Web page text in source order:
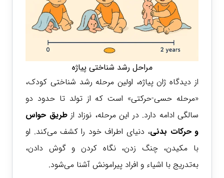
مراحل رشد شناختی پیاژه
از دیدگاه ژان پیاژه، اولین مرحله رشد شناختی کودک،
«مرحله حسی-حرکتی» است که از تولد تا حدود دو
سالگی ادامه دارد. در این مرحله، نوزاد ازطریق حواس
و حرکات بدنی، دنیای اطراف خود را کشف می‌کند. او
با مکیدن، چنگ زدن، نگاه کردن و گوش دادن،
به‌تدریج با اشیاء و افراد پیرامونش آشنا می‌شود.